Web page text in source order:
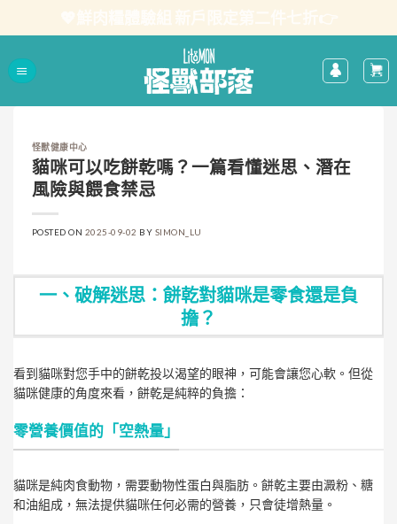
怪獸健康中心
貓咪可以吃餅乾嗎？一篇看懂迷思、潛在
風險與餵食禁忌
POSTED ON 2025-09-02 BY SIMON_LU
一、破解迷思：餅乾對貓咪是零食還是負
擔？
看到貓咪對您手中的餅乾投以渴望的眼神，可能會讓您心軟。但從
貓咪健康的角度來看，餅乾是純粹的負擔：
零營養價值的「空熱量」
貓咪是純肉食動物，需要動物性蛋白與脂肪。餅乾主要由澱粉、糖
和油組成，無法提供貓咪任何必需的營養，只會徒增熱量。